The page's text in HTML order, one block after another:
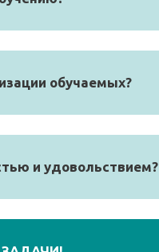
обучаемых?
и удовольствием?